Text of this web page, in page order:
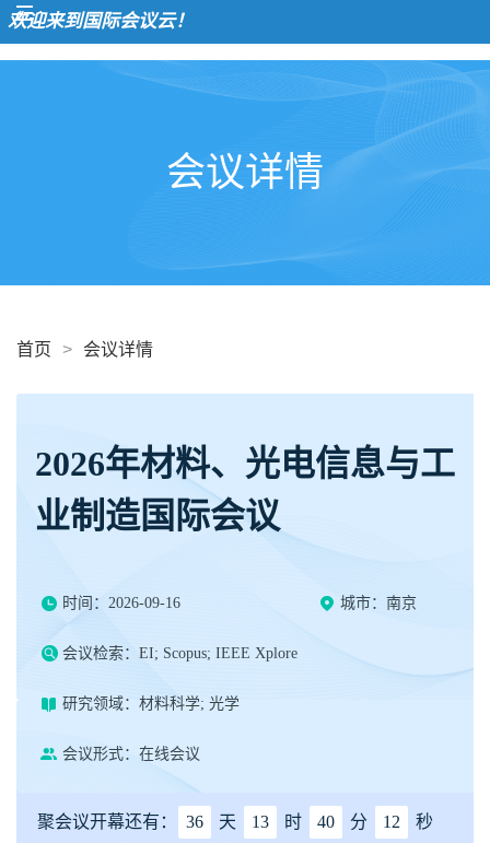
来到国际会议云！
会议详情
首页 > 会议详情
2026年材料、光电信息与工
业制造国际会议
时间：2026-09-16 城市：南京
会议检索：EI; Scopus; IEEE Xplore
研究领域：材料科学; 光学
会议形式：在线会议
聚会议开幕还有： 36 天 13 时 40 分 12 秒